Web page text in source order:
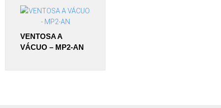
VENTOSA A
VÁCUO – MP2-AN